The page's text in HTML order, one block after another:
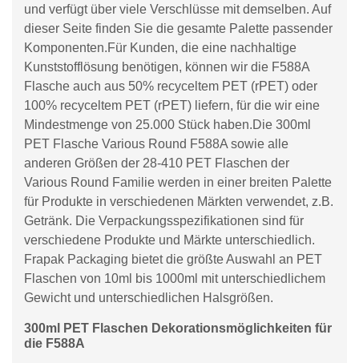
und verfügt über viele Verschlüsse mit demselben. Auf
dieser Seite finden Sie die gesamte Palette passender
Komponenten.Für Kunden, die eine nachhaltige
Kunststofflösung benötigen, können wir die F588A
Flasche auch aus 50% recyceltem PET (rPET) oder
100% recyceltem PET (rPET) liefern, für die wir eine
Mindestmenge von 25.000 Stück haben.Die 300ml
PET Flasche Various Round F588A sowie alle
anderen Größen der 28-410 PET Flaschen der
Various Round Familie werden in einer breiten Palette
für Produkte in verschiedenen Märkten verwendet, z.B.
Getränk. Die Verpackungsspezifikationen sind für
verschiedene Produkte und Märkte unterschiedlich.
Frapak Packaging bietet die größte Auswahl an PET
Flaschen von 10ml bis 1000ml mit unterschiedlichem
Gewicht und unterschiedlichen Halsgrößen.
300ml PET Flaschen Dekorationsmöglichkeiten für
die F588A